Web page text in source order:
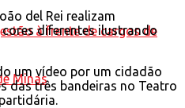
del Rei realizam
diferentes ilustrando
um vídeo por um cidadão
das três bandeiras no Teatro